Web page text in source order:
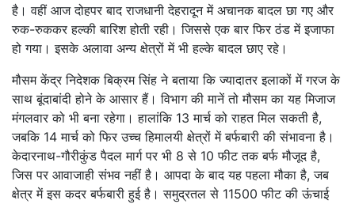
है। वहीं आज दोहपर बाद राजधानी देहरादून में अचानक बादल छा गए और
रुक-रुककर हल्की बारिश होती रही। जिससे एक बार फिर ठंड में इजाफा
हो गया। इसके अलावा अन्य क्षेत्रों में भी हल्के बादल छाए रहे।
मौसम केंद्र निदेशक बिक्रम सिंह ने बताया कि ज्यादातर इलाकों में गरज के
साथ बूंदाबांदी होने के आसार हैं। विभाग की मानें तो मौसम का यह मिजाज
मंगलवार को भी बना रहेगा। हालांकि 13 मार्च को राहत मिल सकती है,
जबकि 14 मार्च को फिर उच्च हिमालयी क्षेत्रों में बर्फबारी की संभावना है।
केदारनाथ-गौरीकुंड पैदल मार्ग पर भी 8 से 10 फीट तक बर्फ मौजूद है,
जिस पर आवाजाही संभव नहीं है। आपदा के बाद यह पहला मौका है, जब
क्षेत्र में इस कदर बर्फबारी हुई है। समुद्रतल से 11500 फीट की ऊंचाई